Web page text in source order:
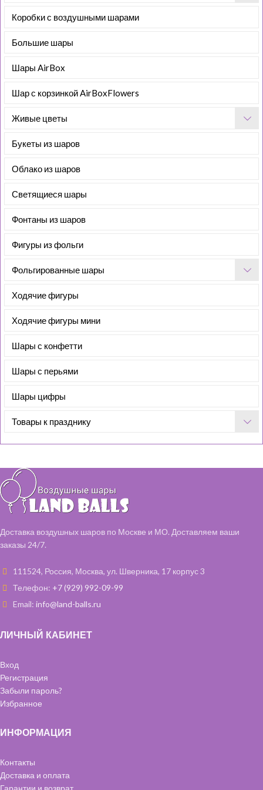
Коробки с воздушными шарами
Большие шары
Шары AirBox
Шар с корзинкой AirBoxFlowers
Живые цветы
Букеты из шаров
Облако из шаров
Светящиеся шары
Фонтаны из шаров
Фигуры из фольги
Фольгированные шары
Ходячие фигуры
Ходячие фигуры мини
Шары с конфетти
Шары с перьями
Шары цифры
Товары к празднику
Доставка воздушных шаров по Москве и МО. Доставляем ваши
заказы 24/7.
111524, Россия, Москва, ул. Шверника, 17 корпус 3
Телефон: +7 (929) 992-09-99
Email: info@land-balls.ru
ЛИЧНЫЙ КАБИНЕТ
Вход
Регистрация
Забыли пароль?
Избранное
ИНФОРМАЦИЯ
Контакты
Доставка и оплата